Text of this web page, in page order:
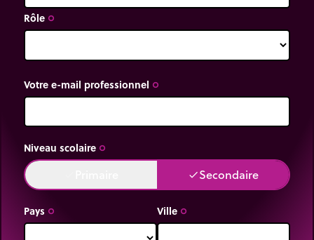
Rôle trip_origin
Votre e-mail professionnel trip_origin
Niveau scolaire trip_origin
doneSecondaire
Pays trip_origin Ville trip_origin